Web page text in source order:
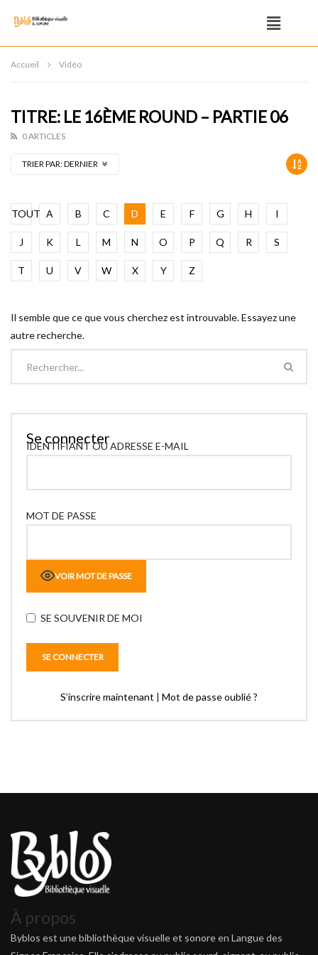
Accueil Vidéo
TITRE: LE 16ÈME ROUND – PARTIE 06
0 ARTICLES
TRIER PAR:DERNIER
TOUT A B C D E F G H I
J K L M N O P Q R S
T U V W X Y Z
Il semble que ce que vous cherchez est introuvable. Essayez une
autre recherche.
Se connecter
IDENTIFIANT OU ADRESSE E-MAIL
MOT DE PASSE
VOIR MOT DE PASSE
SE SOUVENIR DE MOI
S’inscrire maintenant | Mot de passe oublié ?
À propos
Byblos est une bibliothèque visuelle et sonore en Langue des